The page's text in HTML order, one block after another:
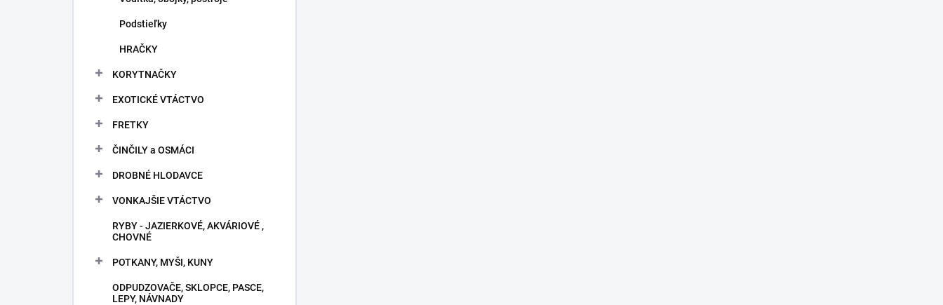
Podstieľky
HRAČKY
KORYTNAČKY
EXOTICKÉ VTÁCTVO
FRETKY
ČINČILY a OSMÁCI
DROBNÉ HLODAVCE
VONKAJŠIE VTÁCTVO
RYBY - JAZIERKOVÉ, AKVÁRIOVÉ ,
CHOVNÉ
POTKANY, MYŠI, KUNY
ODPUDZOVAČE, SKLOPCE, PASCE,
LEPY, NÁVNADY